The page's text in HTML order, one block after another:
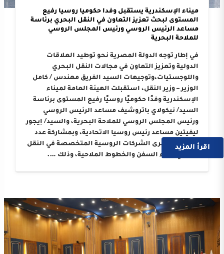
ميناء الإسكندرية يستقبل وفدا حكوميا روسيا رفيع
المستوى لبحث تعزيز التعاون في النقل البحري برئاسة
مساعد الرئيس الروسي ورئيس المجلس الروسي
للملاحة البحرية
في إطار توجه الدولة المصرية نحو توطيد العلاقات
الدولية وتعزيز التعاون في مجالات النقل البحري
واللوجستيات،وتوجيهات السيد الفريق مهندس / كامل
الوزير – وزير النقل، استقبلت الهيئة العامة لميناء
الإسكندرية وفدًا حكوميًا روسيًا رفيع المستوى برئاسة
السيد/ نيكولاي باتروشيف مساعد الرئيس الروسي
ورئيس المجلس الروسي للملاحة البحرية، والسيد/ إيجور
ليفيتين مساعد رئيس روسيا الاتحادية، وبمشاركة عدد
من ممثلي كبرى الشركات الروسية المتخصصة في النقل
البحري وبناء السفن والخطوط الملاحية، وذلك ….
اقرأ المزيد